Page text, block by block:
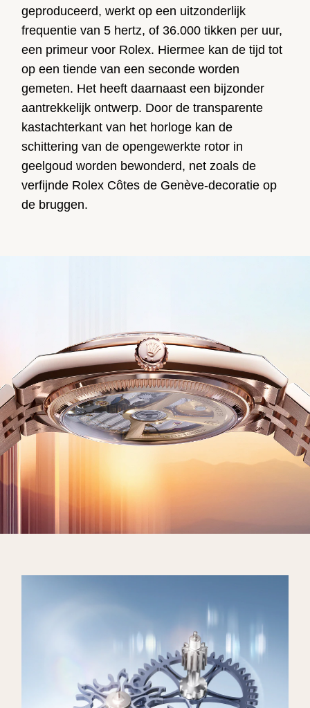
geproduceerd, werkt op een uitzonderlijk
frequentie van 5 hertz, of 36.000 tikken per uur,
een primeur voor Rolex. Hiermee kan de tijd tot
op een tiende van een seconde worden
gemeten. Het heeft daarnaast een bijzonder
aantrekkelijk ontwerp. Door de transparente
kastachterkant van het horloge kan de
schittering van de opengewerkte rotor in
geelgoud worden bewonderd, net zoals de
verfijnde Rolex Côtes de Genève-decoratie op
de bruggen.